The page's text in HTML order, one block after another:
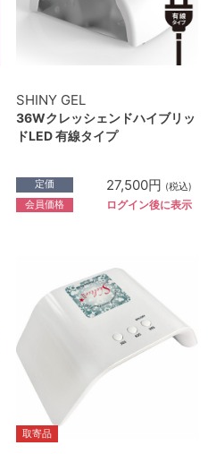
SHINY GEL
36Wクレッシェンドハイブリッ
ドLED 有線タイプ
定価 27,500円 (税込)
会員価格 ログイン後に表示
取寄品